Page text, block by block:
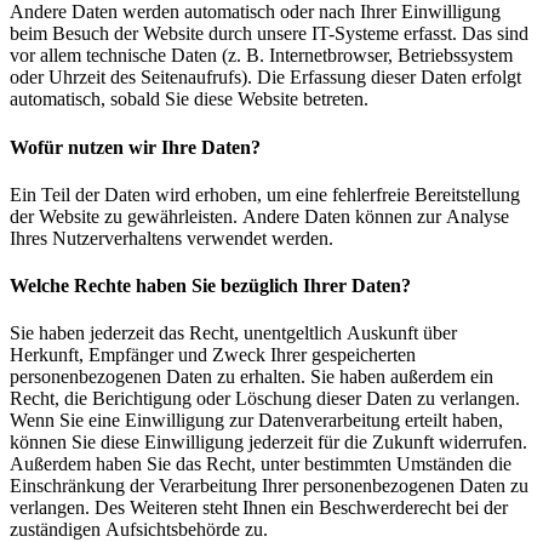
Andere Daten werden automatisch oder nach Ihrer Einwilligung
beim Besuch der Website durch unsere IT-Systeme erfasst. Das sind
vor allem technische Daten (z. B. Internetbrowser, Betriebssystem
oder Uhrzeit des Seitenaufrufs). Die Erfassung dieser Daten erfolgt
automatisch, sobald Sie diese Website betreten.
Wofür nutzen wir Ihre Daten?
Ein Teil der Daten wird erhoben, um eine fehlerfreie Bereitstellung
der Website zu gewährleisten. Andere Daten können zur Analyse
Ihres Nutzerverhaltens verwendet werden.
Welche Rechte haben Sie bezüglich Ihrer Daten?
Sie haben jederzeit das Recht, unentgeltlich Auskunft über
Herkunft, Empfänger und Zweck Ihrer gespeicherten
personenbezogenen Daten zu erhalten. Sie haben außerdem ein
Recht, die Berichtigung oder Löschung dieser Daten zu verlangen.
Wenn Sie eine Einwilligung zur Datenverarbeitung erteilt haben,
können Sie diese Einwilligung jederzeit für die Zukunft widerrufen.
Außerdem haben Sie das Recht, unter bestimmten Umständen die
Einschränkung der Verarbeitung Ihrer personenbezogenen Daten zu
verlangen. Des Weiteren steht Ihnen ein Beschwerderecht bei der
zuständigen Aufsichtsbehörde zu.